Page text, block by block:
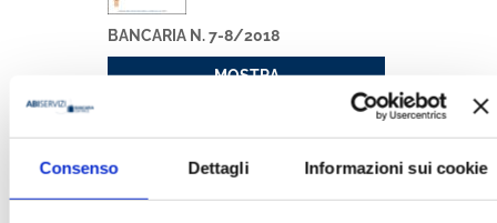
Consenso Dettagli Informazioni sui cookie
BANCARIA N. 7-8/2018
MOSTRA